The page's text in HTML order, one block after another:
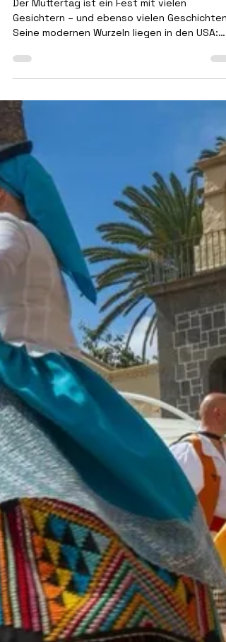
Alles Liebe allen Müttern
Der Muttertag ist ein Fest mit vielen
Gesichtern – und ebenso vielen Geschichten.
Seine modernen Wurzeln liegen in den USA:
Anfang des 20. Jahrhunderts setzte sich
Jarvis dafür ein, einen offiziellen Ehrentag für
Mütter zu etablieren. Von dort aus trat die
Idee ihre Reise um die Welt an.